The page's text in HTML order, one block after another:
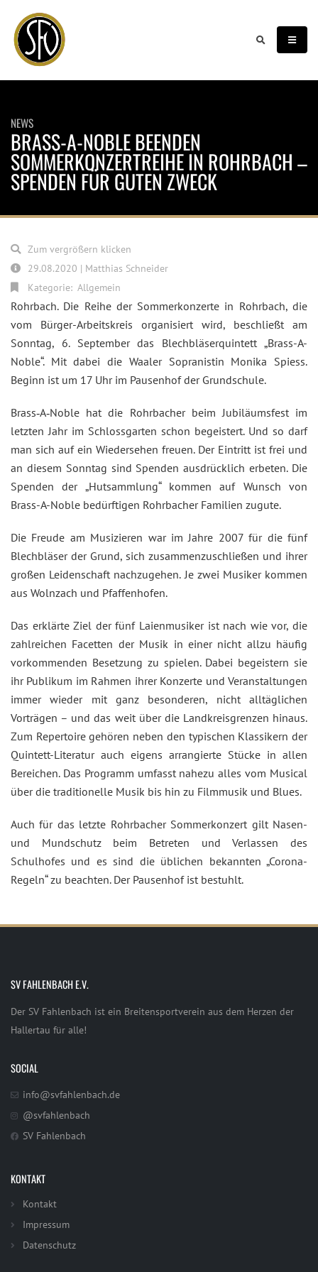
NEWS
BRASS-A-NOBLE BEENDEN
SOMMERKONZERTREIHE IN ROHRBACH –
SPENDEN FÜR GUTEN ZWECK
Rohrbach. Die Reihe der Sommerkonzerte in Rohrbach, die
vom Bürger-Arbeitskreis organisiert wird, beschließt am
Sonntag, 6. September das Blechbläserquintett „Brass-A-
Noble“. Mit dabei die Waaler Sopranistin Monika Spiess.
Beginn ist um 17 Uhr im Pausenhof der Grundschule.
Brass‐A‐Noble hat die Rohrbacher beim Jubiläumsfest im
letzten Jahr im Schlossgarten schon begeistert. Und so darf
man sich auf ein Wiedersehen freuen. Der Eintritt ist frei und
an diesem Sonntag sind Spenden ausdrücklich erbeten. Die
Spenden der „Hutsammlung“ kommen auf Wunsch von
Brass-A-Noble bedürftigen Rohrbacher Familien zugute.
Die Freude am Musizieren war im Jahre 2007 für die fünf
Blechbläser der Grund, sich zusammenzuschließen und ihrer
großen Leidenschaft nachzugehen. Je zwei Musiker kommen
aus Wolnzach und Pfaffenhofen.
Das erklärte Ziel der fünf Laienmusiker ist nach wie vor, die
zahlreichen Facetten der Musik in einer nicht allzu häufig
vorkommenden Besetzung zu spielen. Dabei begeistern sie
ihr Publikum im Rahmen ihrer Konzerte und Veranstaltungen
immer wieder mit ganz besonderen, nicht alltäglichen
Vorträgen – und das weit über die Landkreisgrenzen hinaus.
Zum Repertoire gehören neben den typischen Klassikern der
Quintett-Literatur auch eigens arrangierte Stücke in allen
Bereichen. Das Programm umfasst nahezu alles vom Musical
über die traditionelle Musik bis hin zu Filmmusik und Blues.
Auch für das letzte Rohrbacher Sommerkonzert gilt Nasen-
und Mundschutz beim Betreten und Verlassen des
Schulhofes und es sind die üblichen bekannten „Corona-
Regeln“ zu beachten. Der Pausenhof ist bestuhlt.
Zum vergrößern klicken
29.08.2020 | Matthias Schneider
Kategorie: Allgemein
SV FAHLENBACH E.V.
Der SV Fahlenbach ist ein Breitensportverein aus dem Herzen der
Hallertau für alle!
SOCIAL
info@svfahlenbach.de
@svfahlenbach
SV Fahlenbach
KONTAKT
Kontakt
Impressum
Datenschutz